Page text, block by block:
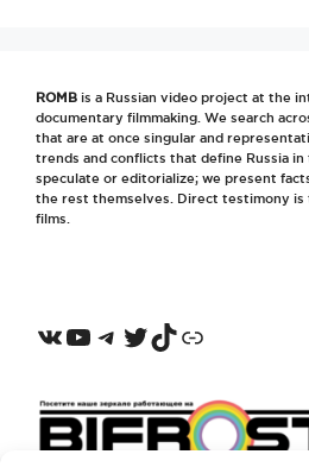
ROMB is a Russian video project at the
documentary filmmaking. We search
that are at once singular and
trends and conflicts that define Russia
speculate or editorialize; we present
the rest themselves. Direct testimony is
films.
VKontakte
YouTube
Telegram
Twitter
TikTok